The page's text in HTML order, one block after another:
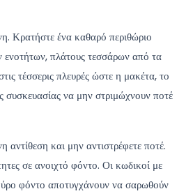
Κρατήστε ένα καθαρό περιθώριο
ενοτήτων, πλάτους τεσσάρων από τα
τέσσερις πλευρές ώστε η μακέτα, το
συσκευασίας να μην στριμώχνουν ποτέ
αντίθεση και μην αντιστρέφετε ποτέ.
σε ανοιχτό φόντο. Οι κωδικοί με
φόντο αποτυγχάνουν να σαρωθούν